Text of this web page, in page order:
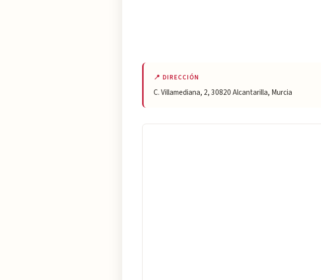
📍 DIRECCIÓN
C. Villamediana, 2, 30820 Alcantarilla, Murcia